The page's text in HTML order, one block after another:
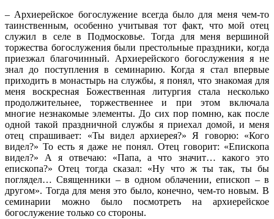
– Архиерейское богослужение всегда было для меня чем-то
таинственным, особенно учитывая тот факт, что мой отец
служил в селе в Подмосковье. Тогда для меня вершиной
торжества богослужения были престольные праздники, когда
приезжал благочинный. Архиерейского богослужения я не
знал до поступления в семинарию. Когда я стал впервые
приходить в монастырь на службы, я понял, что знакомая для
меня воскресная Божественная литургия стала несколько
продолжительнее, торжественнее и при этом включала
многие незнакомые элементы. До сих пор помню, как после
одной такой праздничной службы я приехал домой, и меня
отец спрашивает: «Ты видел архиерея?» Я говорю: «Кого
видел?» То есть я даже не понял. Отец говорит: «Епископа
видел?» А я отвечаю: «Папа, а что значит… какого это
епископа?» Отец тогда сказал: «Ну что ж ты так, ты бы
поглядел… Священники – в одном облачении, епископ – в
другом». Тогда для меня это было, конечно, чем-то новым. В
семинарии можно было посмотреть на архиерейское
богослужение только со стороны.